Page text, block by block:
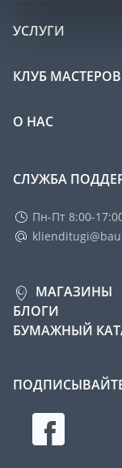
УСЛУГИ
КЛУБ МАСТЕРОВ
О НАС
СЛУЖБА
Пн-Пт 8:00-
МАГАЗИНЫ
БЛОГИ
БУМАЖНЫЙ